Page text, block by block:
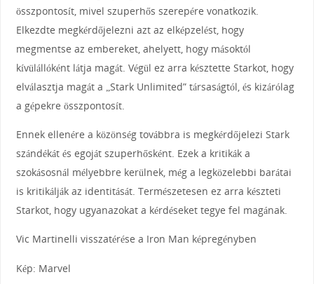
összpontosít, mivel szuperhős szerepére vonatkozik.
Elkezdte megkérdőjelezni azt az elképzelést, hogy
megmentse az embereket, ahelyett, hogy másoktól
kívülállóként látja magát. Végül ez arra késztette Starkot, hogy
elválasztja magát a „Stark Unlimited” társaságtól, és kizárólag
a gépekre összpontosít.
Ennek ellenére a közönség továbbra is megkérdőjelezi Stark
szándékát és egoját szuperhősként. Ezek a kritikák a
szokásosnál mélyebbre kerülnek, még a legközelebbi barátai
is kritikálják az identitását. Természetesen ez arra készteti
Starkot, hogy ugyanazokat a kérdéseket tegye fel magának.
Vic Martinelli visszatérése a Iron Man képregényben
Kép: Marvel